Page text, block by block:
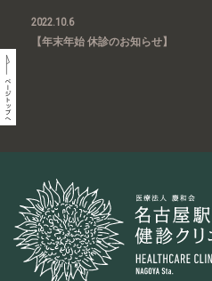
2022.10.6
【年末年始 休診のお知らせ】